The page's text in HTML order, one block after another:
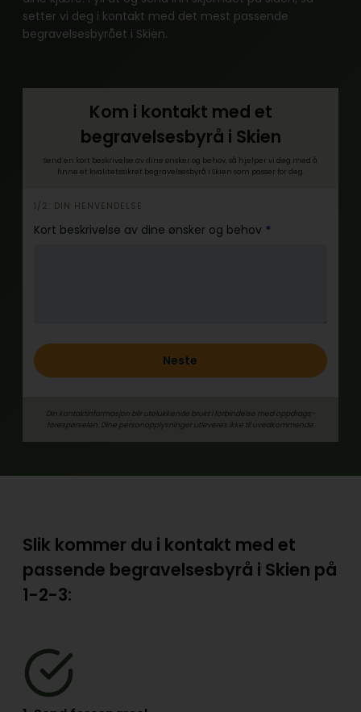
setter vi deg i kontakt med det mest passende
begravelsesbyrået i Skien.
Kom i kontakt med et
begravelsesbyrå i Skien
Send en kort beskrivelse av dine ønsker og behov, så hjelper vi deg med å
finne et kvalitetssikret begravelsesbyrå i Skien som passer for deg.
h
e
1/2: DIN HENVENDELSE
Kort beskrivelse av dine ønsker og behov *
Neste
Din kontaktinformasjon blir utelukkende brukt i forbindelse med oppdrags­
forespørselen. Dine person­­opplysninger utleveres ikke til uvedkommende.
Slik kommer du i kontakt med et
passende begravelsesbyrå i Skien på
1-2-3: